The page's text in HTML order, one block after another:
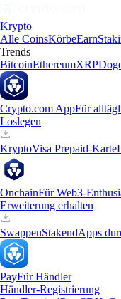
Krypto
Alle CoinsKörbeEarn
Trends
BitcoinEthereumXRP
Crypto.com AppFür
Loslegen
KryptoVisa Prepaid-Karte
OnchainFür Web3-
Erweiterung erhalten
SwappenStakendApps
PayFür Händler
Händler-Registrierung